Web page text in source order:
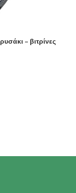
– βιτρίνες